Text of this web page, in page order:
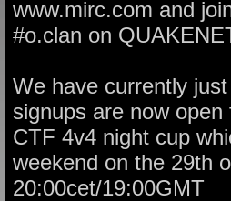
www.mirc.com and
#o.clan on
We have currently
signups are now
CTF 4v4 night cup
weekend on the 29th
20:00cet/19:00GMT